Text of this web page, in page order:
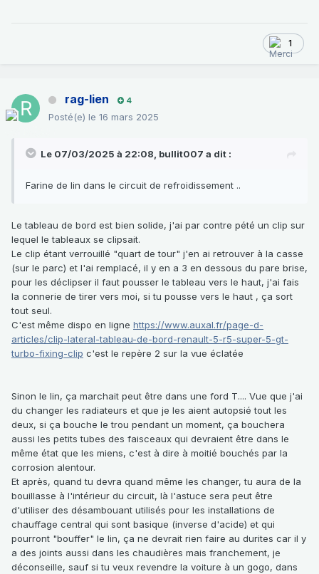
1
rag-lien 4
Posté(e) le 16 mars 2025
Le 07/03/2025 à 22:08, bullit007 a dit :
Farine de lin dans le circuit de refroidissement ..
Le tableau de bord est bien solide, j'ai par contre pété un clip sur
lequel le tableaux se clipsait.
Le clip étant verrouillé "quart de tour" j'en ai retrouver à la casse
(sur le parc) et l'ai remplacé, il y en a 3 en dessous du pare brise,
pour les déclipser il faut pousser le tableau vers le haut, j'ai fais
la connerie de tirer vers moi, si tu pousse vers le haut , ça sort
tout seul.
C'est même dispo en ligne https://www.auxal.fr/page-d-
articles/clip-lateral-tableau-de-bord-renault-5-r5-super-5-gt-
turbo-fixing-clip c'est le repère 2 sur la vue éclatée
Sinon le lin, ça marchait peut être dans une ford T.... Vue que j'ai
du changer les radiateurs et que je les aient autopsié tout les
deux, si ça bouche le trou pendant un moment, ça bouchera
aussi les petits tubes des faisceaux qui devraient être dans le
même état que les miens, c'est à dire à moitié bouchés par la
corrosion alentour.
Et après, quand tu devra quand même les changer, tu aura de la
bouillasse à l'intérieur du circuit, là l'astuce sera peut être
d'utiliser des désambouant utilisés pour les installations de
chauffage central qui sont basique (inverse d'acide) et qui
pourront "bouffer" le lin, ça ne devrait rien faire au durites car il y
a des joints aussi dans les chaudières mais franchement, je
déconseille, sauf si tu veux revendre la voiture à un gogo, dans